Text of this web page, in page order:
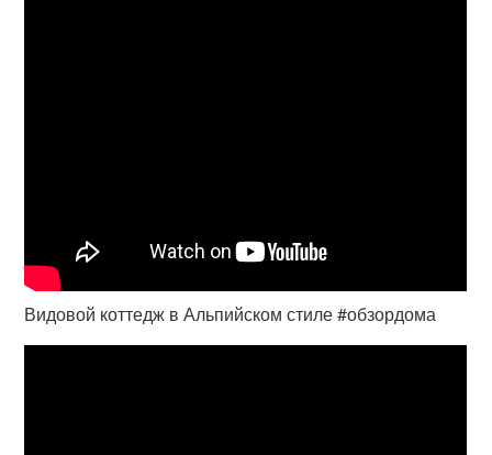
Видовой коттедж в Альпийском стиле #обзордома